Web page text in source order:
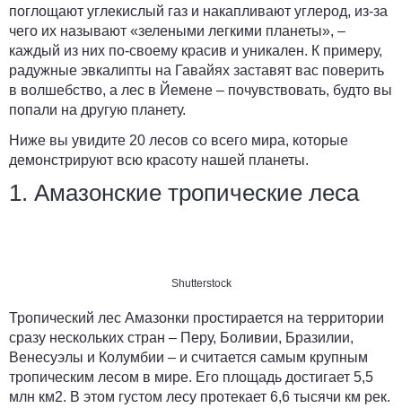
поглощают углекислый газ и накапливают углерод, из-за
чего их называют «зелеными легкими планеты», –
каждый из них по-своему красив и уникален. К примеру,
радужные эвкалипты на Гавайях заставят вас поверить
в волшебство, а лес в Йемене – почувствовать, будто вы
попали на другую планету.
Ниже вы увидите 20 лесов со всего мира, которые
демонстрируют всю красоту нашей планеты.
1. Амазонские тропические леса
Shutterstock
Тропический лес Амазонки простирается на территории
сразу нескольких стран – Перу, Боливии, Бразилии,
Венесуэлы и Колумбии ­– и считается самым крупным
тропическим лесом в мире. Его площадь достигает 5,5
млн км2. В этом густом лесу протекает 6,6 тысячи км рек.